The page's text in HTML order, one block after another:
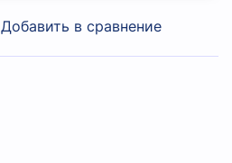
Добавить в сравнение